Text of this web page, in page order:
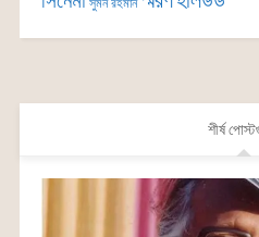
সুমন রহমান
শীর্ষ